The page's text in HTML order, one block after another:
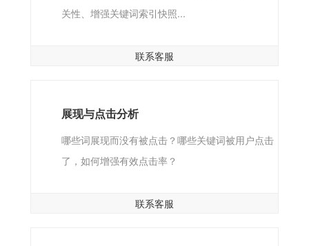
关性、增强关键词索引快照...
联系客服
展现与点击分析
哪些词展现而没有被点击？哪些关键词被用户点击
了，如何增强有效点击率？
联系客服